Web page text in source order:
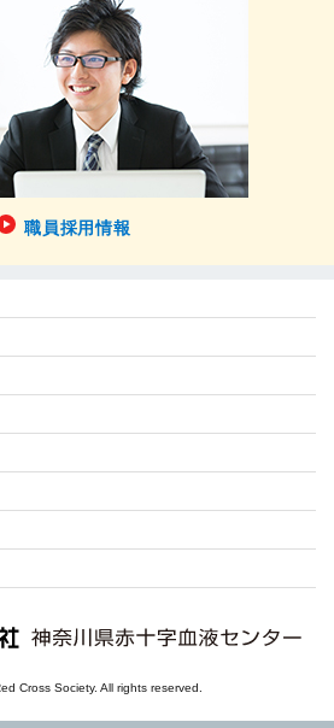
職員採用情報
Cross Society. All rights reserved.